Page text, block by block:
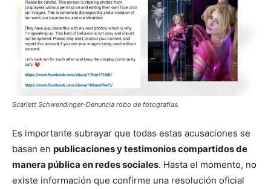
Scarlett Schwendinger-Denuncia robo de fotografías.
Es importante subrayar que todas estas acusaciones se
basan en publicaciones y testimonios compartidos de
manera pública en redes sociales. Hasta el momento, no
existe información que confirme una resolución oficial